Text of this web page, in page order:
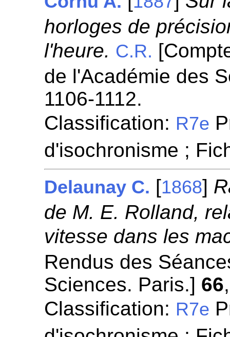
horloges de
l'heure. C.R.
de l'Académie des
1106-1112.
Classification: R7e
d'isochronisme ;
Delaunay C. [1868]
de M. E. Rolland,
vitesse dans les
Rendus des
Sciences. Paris.] 66
Classification: R7e